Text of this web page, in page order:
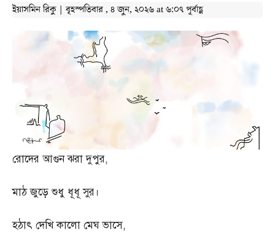
ইয়াসমিন রিকু | বৃহস্পতিবার , ৪ জুন, ২০২৬ at ৬:০৭ পূর্বাহ্ণ
রোদের আগুন ঝরা দুপুর,
মাঠ জুড়ে শুধু ধূধূ সুর।
হঠাৎ দেখি কালো মেঘ ভাসে,